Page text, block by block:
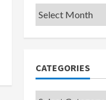
Pemkot
CATEGORIES